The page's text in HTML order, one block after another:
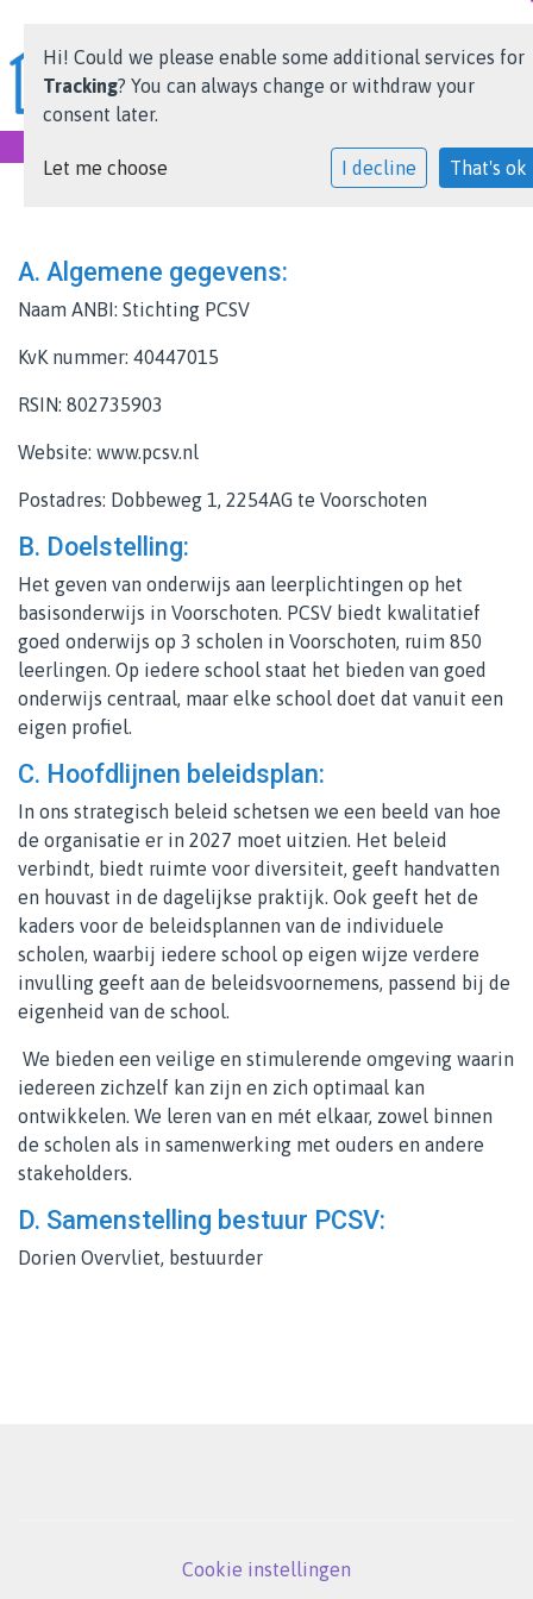
De stichting
Overige informatie
Vacatures
Contact
A. Algemene gegevens:
Naam ANBI: Stichting PCSV
KvK nummer: 40447015
RSIN: 802735903
Website: www.pcsv.nl
Postadres: Dobbeweg 1, 2254AG te Voorschoten
B. Doelstelling:
Het geven van onderwijs aan leerplichtingen op het
basisonderwijs in Voorschoten. PCSV biedt kwalitatief
goed onderwijs op 3 scholen in Voorschoten, ruim 850
leerlingen. Op iedere school staat het bieden van goed
onderwijs centraal, maar elke school doet dat vanuit een
eigen profiel.
C. Hoofdlijnen beleidsplan:
In ons strategisch beleid schetsen we een beeld van hoe
de organisatie er in 2027 moet uitzien. Het beleid
verbindt, biedt ruimte voor diversiteit, geeft handvatten
en houvast in de dagelijkse praktijk. Ook geeft het de
kaders voor de beleidsplannen van de individuele
scholen, waarbij iedere school op eigen wijze verdere
invulling geeft aan de beleidsvoornemens, passend bij de
eigenheid van de school.
We bieden een veilige en stimulerende omgeving waarin
iedereen zichzelf kan zijn en zich optimaal kan
ontwikkelen. We leren van en mét elkaar, zowel binnen
de scholen als in samenwerking met ouders en andere
stakeholders.
D. Samenstelling bestuur PCSV:
Dorien Overvliet, bestuurder
Cookie instellingen
Hi! Could we please enable some additional services for
Tracking? You can always change or withdraw your
consent later.
Let me choose I decline That's ok